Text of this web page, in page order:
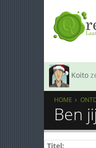
Koito
HOME
Ben
Titel: